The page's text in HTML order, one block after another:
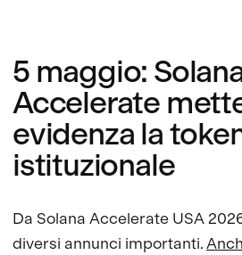
5 maggio:
Accelerate
evidenza la
istituzionale
Da Solana Accelerate USA
diversi annunci importanti.